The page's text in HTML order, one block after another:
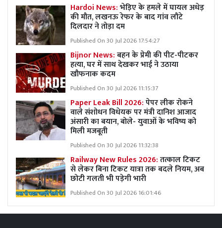
Hardoi News:भेड़िए के हमले में घायल अधेड़
की मौत, लखनऊ रेफर के बाद गांव लौटे
दिलदार ने तोड़ा दम
Published On 30 Jul 2026 17:54:27
Bijnor News:बहन के प्रेमी की पीट-पीटकर
हत्या, घर में साथ देखकर भाई ने उठाया
खौफनाक कदम
Published On 30 Jul 2026 11:15:37
Paper Leak Bill 2026:पेपर लीक रोकने
वाले संशोधन विधेयक पर मंत्री दानिश आजाद
अंसारी का बयान, बोले- युवाओं के भविष्य को
मिली मजबूती
Published On 30 Jul 2026 11:32:38
Railway New Rules 2026:तत्काल टिकट
से लेकर बिना टिकट यात्रा तक बदले नियम, अब
छोटी गलती भी पड़ेगी भारी
Published On 30 Jul 2026 16:01:46